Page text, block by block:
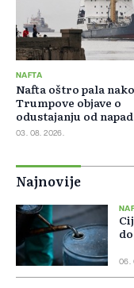
NAFTA
Nafta oštro pala
Trumpove objave o
odustajanju od
Iran
03. 08. 2026.
Najnovije
06.